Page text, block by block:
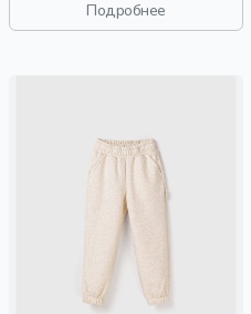
Подробнее